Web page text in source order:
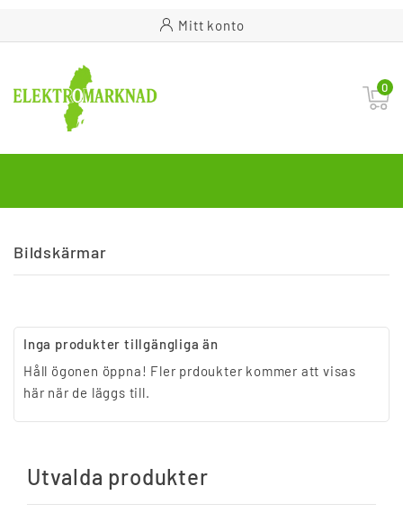
Mitt konto
0
Bildskärmar
Inga produkter tillgängliga än
Håll ögonen öppna! Fler prdoukter kommer att visas
här när de läggs till.
Utvalda produkter